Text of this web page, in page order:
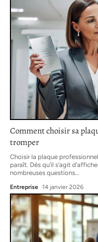
Comment choisir sa
tromper
Choisir la plaque
paraît. Dès qu’il s’agit
nombreuses questions
Entreprise 14 janvier 2026